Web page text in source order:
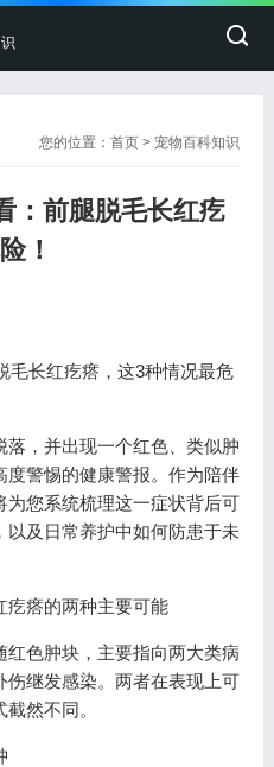
您的位置：首页 >宠物百科知识
：前腿脱毛长红疙
！
毛长红疙瘩，这3种情况最危
，并出现一个红色、类似肿
警惕的健康警报。作为陪伴
您系统梳理这一症状背后可
及日常养护中如何防患于未
疙瘩的两种主要可能
色肿块，主要指向两大类病
伤继发感染。两者在表现上可
然不同。